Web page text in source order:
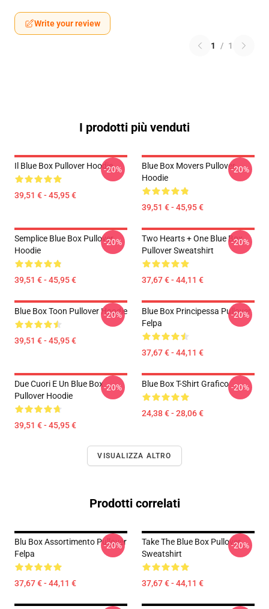
Write your review
1 / 1
I prodotti più venduti
Il Blue Box Pullover Hoodie
39,51 € - 45,95 €
-20%
Blue Box Movers Pullover
Hoodie
39,51 € - 45,95 €
-20%
Semplice Blue Box Pullover
Hoodie
39,51 € - 45,95 €
-20%
Two Hearts + One Blue Box
Pullover Sweatshirt
37,67 € - 44,11 €
-20%
Blue Box Toon Pullover Hoodie
39,51 € - 45,95 €
-20%
Blue Box Principessa Pullover
Felpa
37,67 € - 44,11 €
-20%
Due Cuori E Un Blue Box
Pullover Hoodie
39,51 € - 45,95 €
-20% Blue Box T-Shirt Grafico
24,38 € - 28,06 €
-20%
VISUALIZZA ALTRO
Prodotti correlati
Blu Box Assortimento Pullover
Felpa
37,67 € - 44,11 €
-20%
Take The Blue Box Pullover
Sweatshirt
37,67 € - 44,11 €
-20%